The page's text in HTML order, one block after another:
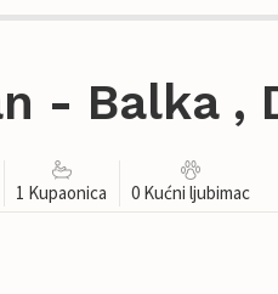
- Balka ,
1 Kupaonica 0 Kućni ljubimac